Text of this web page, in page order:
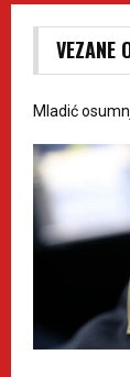
VEZANE
Mladić